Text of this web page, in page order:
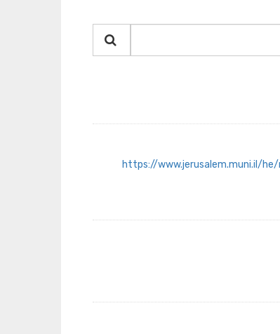
https://www.jerusalem.muni.il/